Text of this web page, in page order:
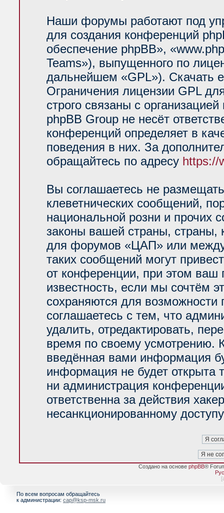
Наши форумы работают под
для создания конференций
обеспечение phpBB»,
Teams»), выпущенного по
дальнейшем «GPL»). Скачать
Ограничения лицензии GPL
строго связаны с
phpBB Group не несёт
конференций определяет в
поведения в них. За
обращайтесь по адресу https://
Вы соглашаетесь не
клеветнических сообщений,
национальной розни и прочих
законы вашей страны, страны,
для форумов «ЦАП» или
таких сообщений могут
от конференции, при этом ваш
известность, если мы сочтём
сохраняются для возможности
соглашаетесь с тем, что
удалить, отредактировать,
время по своему усмотрению.
введённая вами информация
информация не будет открыта
ни администрация
ответственна за действия
несанкционированному
Создано на основе phpBB®
[
По всем вопросам обращайтесь
к администрации: cap@ksp-msk.ru